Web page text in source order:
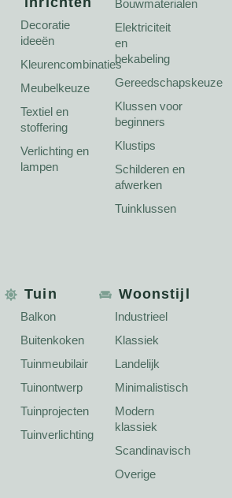
Decoratie
ideeën
Kleurencombinaties
Meubelkeuze
Textiel en
stoffering
Verlichting en
lampen
Bouwmaterialen
Elektriciteit
en
bekabeling
Gereedschapskeuze
Klussen voor
beginners
Klustips
Schilderen en
afwerken
Tuinklussen
Tuin
Balkon
Buitenkoken
Tuinmeubilair
Tuinontwerp
Tuinprojecten
Tuinverlichting
Woonstijl
Industrieel
Klassiek
Landelijk
Minimalistisch
Modern
klassiek
Scandinavisch
Overige